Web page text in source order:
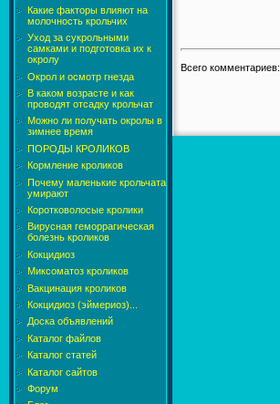
Какие факторы влияют на
молочность крольчих
Уход за сукрольными
самками и подготовка их к
окролу
Окрол и осмотр гнезда
В каком возрасте и как
проводят отсадку крольчат
Можно ли получать окролы в
зимнее время
ПОРОДЫ КРОЛИКОВ
Кормление кроликов
Почему маленькие крольчата
умирают
Коротковолосые кролики
Вирусная геморрагическая
болезнь кроликов
Кокцидиоз
Миксоматоз кроликов
Вакцинация кроликов
Кокцидиоз (эймериоз)...
Доска объявлений
Каталог файлов
Каталог статей
Каталог сайтов
Форум
Всего комментариев: